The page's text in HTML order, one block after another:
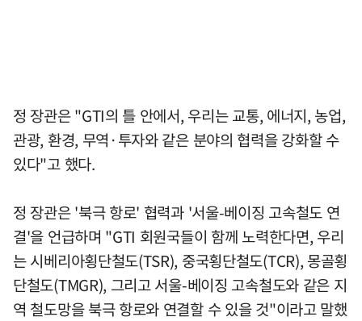
정 장관은 "GTI의 틀 안에서, 우리는 교통, 에너지, 농업,
관광, 환경, 무역·투자와 같은 분야의 협력을 강화할 수
있다"고 했다.
정 장관은 '북극 항로' 협력과 '서울-베이징 고속철도 연
결'을 언급하며 "GTI 회원국들이 함께 노력한다면, 우리
는 시베리아횡단철도(TSR), 중국횡단철도(TCR), 몽골횡
단철도(TMGR), 그리고 서울-베이징 고속철도와 같은 지
역 철도망을 북극 항로와 연결할 수 있을 것"이라고 말했